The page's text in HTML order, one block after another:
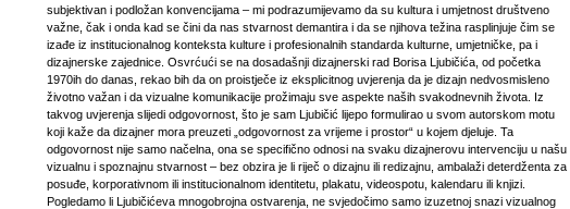
subjektivan i podložan konvencijama – mi podrazumijevamo da su kultura i umjetnost društveno
važne, čak i onda kad se čini da nas stvarnost demantira i da se njihova težina rasplinjuje čim se
izađe iz institucionalnog konteksta kulture i profesionalnih standarda kulturne, umjetničke, pa i
dizajnerske zajednice. Osvrćući se na dosadašnji dizajnerski rad Borisa Ljubičića, od početka
1970ih do danas, rekao bih da on proistječe iz eksplicitnog uvjerenja da je dizajn nedvosmisleno
životno važan i da vizualne komunikacije prožimaju sve aspekte naših svakodnevnih života. Iz
takvog uvjerenja slijedi odgovornost, što je sam Ljubičić lijepo formulirao u svom autorskom motu
koji kaže da dizajner mora preuzeti „odgovornost za vrijeme i prostor“ u kojem djeluje. Ta
odgovornost nije samo načelna, ona se specifično odnosi na svaku dizajnerovu intervenciju u našu
vizualnu i spoznajnu stvarnost – bez obzira je li riječ o dizajnu ili redizajnu, ambalaži deterdženta za
posuđe, korporativnom ili institucionalnom identitetu, plakatu, videospotu, kalendaru ili knjizi.
Pogledamo li Ljubičićeva mnogobrojna ostvarenja, ne svjedočimo samo izuzetnoj snazi vizualnog